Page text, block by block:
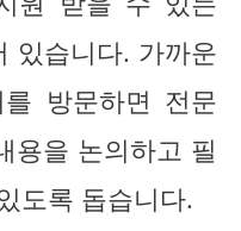
있습니다. 가까운
방문하면 전문
용을 논의하고 필
도록 돕습니다.